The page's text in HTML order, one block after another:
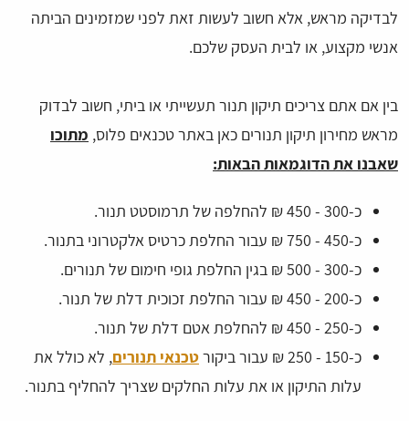
לבדיקה מראש, אלא חשוב לעשות זאת לפני שמזמינים הביתה
אנשי מקצוע, או לבית העסק שלכם.
בין אם אתם צריכים תיקון תנור תעשייתי או ביתי, חשוב לבדוק
מראש מחירון תיקון תנורים כאן באתר טכנאים פלוס, מתוכו
שאבנו את הדוגמאות הבאות:
כ-300 - 450 ₪ להחלפה של תרמוסטט תנור.
כ-450 - 750 ₪ עבור החלפת כרטיס אלקטרוני בתנור.
כ-300 - 500 ₪ בגין החלפת גופי חימום של תנורים.
כ-200 - 450 ₪ עבור החלפת זכוכית דלת של תנור.
כ-250 - 450 ₪ להחלפת אטם דלת של תנור.
כ-150 - 250 ₪ עבור ביקור
טכנאי תנורים, לא כולל את
עלות התיקון או את עלות החלקים שצריך להחליף בתנור.